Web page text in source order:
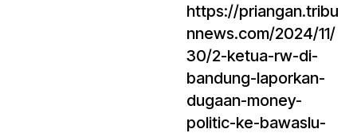
https://priangan.tribu
nnews.com/2024/11/
30/2-ketua-rw-di-
bandung-laporkan-
dugaan-money-
politic-ke-bawaslu-